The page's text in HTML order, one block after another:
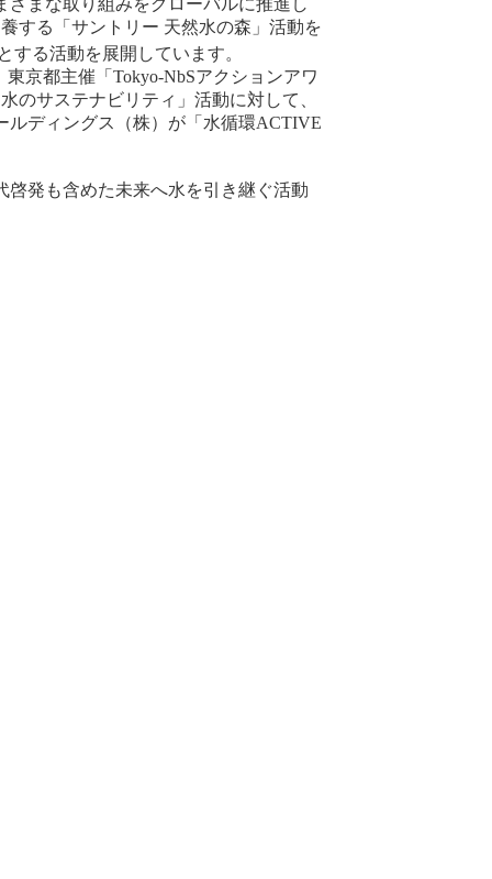
する「サントリー 天然水の森」活動を
る活動を展開しています。
京都主催「Tokyo-NbSアクションアワ
のサステナビリティ」活動に対して、
ルディングス（株）が「水循環ACTIVE
発も含めた未来へ水を引き継ぐ活動